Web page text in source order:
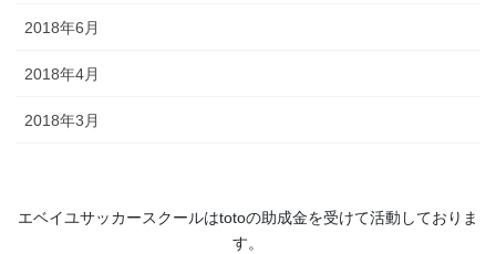
2018年6月
2018年4月
2018年3月
エベイユサッカースクールはtotoの助成金を受けて活動してお りま
す。